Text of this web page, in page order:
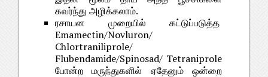
கவர்ந்து அழிக்கலாம்.
ரசாயன முறையில் கட்டுப்படுத்த
Emamectin/Novluron/
Chlortraniliprole/
Flubendamide/Spinosad/ Tetraniprole
போன்ற மருந்துகளில் ஏதேனும் ஒன்றை